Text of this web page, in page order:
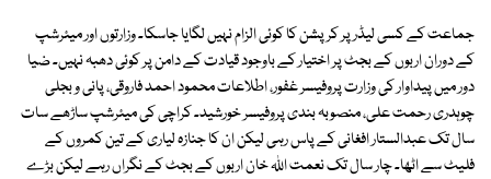
جماعت کے کسی لیڈر پر کرپشن کا کوئی الزام نہیں لگایا جاسکا۔ وزارتوں اور میئرشپ
کے دوران اربوں کے بجٹ پر اختیار کے باوجود قیادت کے دامن پر کوئی دھبہ نہیں۔ ضیا
دور میں پیداوار کی وزارت پروفیسر غفور، اطلاعات محمود احمد فاروقی، پانی و بجلی
چوہدری رحمت علی، منصوبہ بندی پروفیسر خورشید۔ کراچی کی میئرشپ ساڑھے سات
سال تک عبدالستار افغانی کے پاس رہی لیکن ان کا جنازہ لیاری کے تین کمروں کے
فلیٹ سے اٹھا۔ چار سال تک نعمت اﷲ خان اربوں کے بجٹ کے نگراں رہے لیکن بڑے